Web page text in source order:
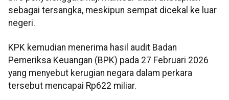
sebagai tersangka, meskipun sempat dicekal ke luar
negeri.
KPK kemudian menerima hasil audit Badan
Pemeriksa Keuangan (BPK) pada 27 Februari 2026
yang menyebut kerugian negara dalam perkara
tersebut mencapai Rp622 miliar.